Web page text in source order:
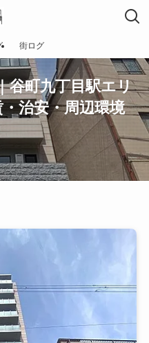
街ログ
谷町九丁目駅エリ
治安・周辺環境